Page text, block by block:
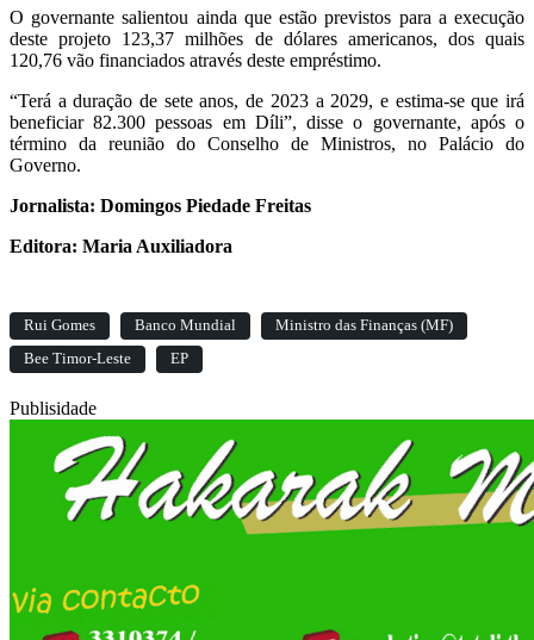
O governante salientou ainda que estão previstos para a execução
deste projeto 123,37 milhões de dólares americanos, dos quais
120,76 vão financiados através deste empréstimo.
“Terá a duração de sete anos, de 2023 a 2029, e estima-se que irá
beneficiar 82.300 pessoas em Díli”, disse o governante, após o
término da reunião do Conselho de Ministros, no Palácio do
Governo.
Jornalista: Domingos Piedade Freitas
Editora: Maria Auxiliadora
Rui Gomes Banco Mundial
Ministro das Finanças (MF)
Bee Timor-Leste
EP
Publisidade